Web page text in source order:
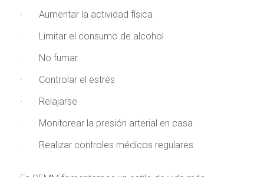
· Aumentar la actividad física
· Limitar el consumo de alcohol
· No fumar
· Controlar el estrés
· Relajarse
· Monitorear la presión arterial en casa
· Realizar controles médicos regulares